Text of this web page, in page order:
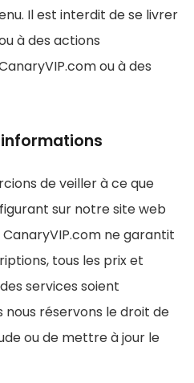
Il est interdit de se livrer
à des actions
ou à des
informations
de veiller à ce que
sur notre site web
ne garantit
tous les prix et
services soient
nous réservons le droit de
ou de mettre à jour le